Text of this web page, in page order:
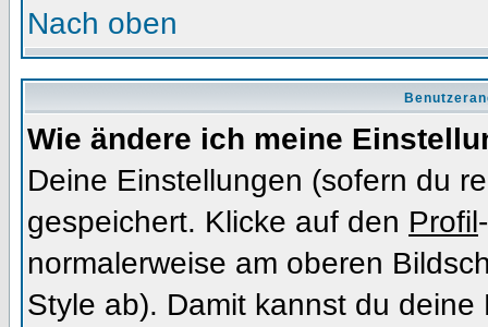
Nach oben
Wie ändere ich meine
Deine Einstellungen (sofern du
gespeichert. Klicke auf den Profil
normalerweise am oberen
Style ab). Damit kannst du